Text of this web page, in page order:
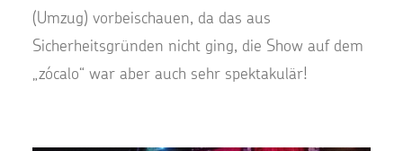
(Umzug) vorbeischauen, da das aus
Sicherheitsgründen nicht ging, die Show auf dem
„zócalo“ war aber auch sehr spektakulär!